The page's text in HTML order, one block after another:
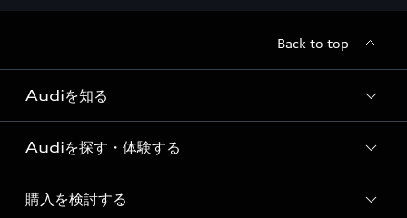
Back to top
Audiを知る
Audi ブランド
Story of Progress
Audiを探す・体験する
ディーラー検索
購入を検討する